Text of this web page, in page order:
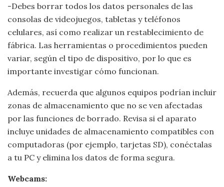
-Debes borrar todos los datos personales de las
consolas de videojuegos, tabletas y teléfonos
celulares, así como realizar un restablecimiento de
fábrica. Las herramientas o procedimientos pueden
variar, según el tipo de dispositivo, por lo que es
importante investigar cómo funcionan.
Además, recuerda que algunos equipos podrían incluir
zonas de almacenamiento que no se ven afectadas
por las funciones de borrado. Revisa si el aparato
incluye unidades de almacenamiento compatibles con
computadoras (por ejemplo, tarjetas SD), conéctalas
a tu PC y elimina los datos de forma segura.
Webcams: